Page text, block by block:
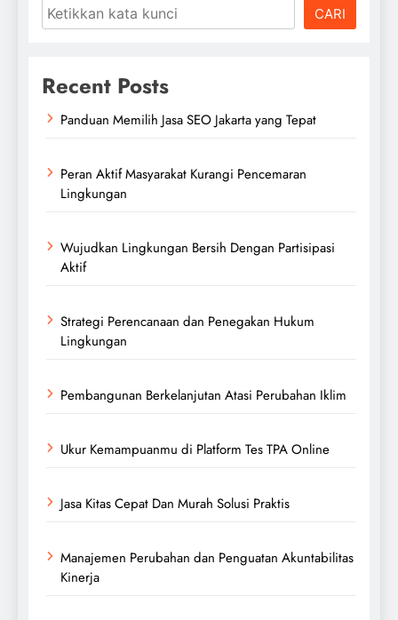
CARI
Recent Posts
Panduan Memilih Jasa SEO Jakarta yang Tepat
Peran Aktif Masyarakat Kurangi Pencemaran
Lingkungan
Wujudkan Lingkungan Bersih Dengan Partisipasi
Aktif
Strategi Perencanaan dan Penegakan Hukum
Lingkungan
Pembangunan Berkelanjutan Atasi Perubahan Iklim
Ukur Kemampuanmu di Platform Tes TPA Online
Jasa Kitas Cepat Dan Murah Solusi Praktis
Manajemen Perubahan dan Penguatan Akuntabilitas
Kinerja